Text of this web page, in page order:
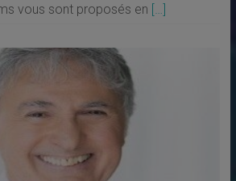
vous sont proposés en […]